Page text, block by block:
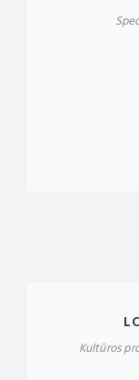
Kultūros